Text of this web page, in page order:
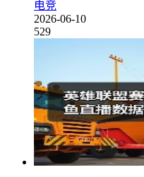
电竞
2026-06-10
529